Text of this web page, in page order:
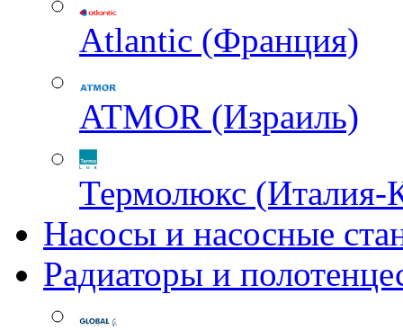
Atlantic (Франция)
ATMOR (Израиль)
Термолюкс (Италия-
Насосы и насосные
Радиаторы и